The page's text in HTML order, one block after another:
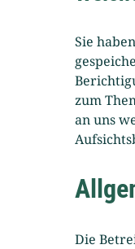
Sie
zum
an uns
Die